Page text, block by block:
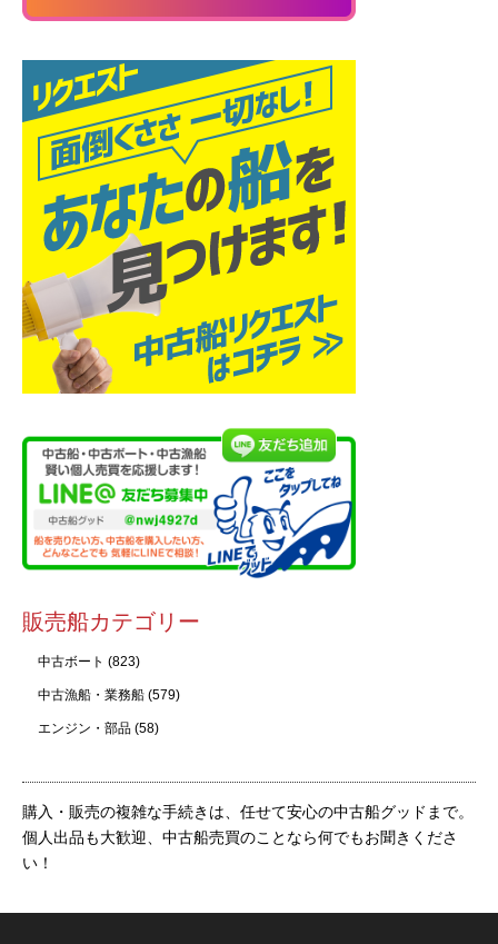
販売船カテゴリー
中古ボート (823)
中古漁船・業務船 (579)
エンジン・部品 (58)
購入・販売の複雑な手続きは、任せて安心の中古船グッドまで。
個人出品も大歓迎、中古船売買のことなら何でもお聞きくださ
い！